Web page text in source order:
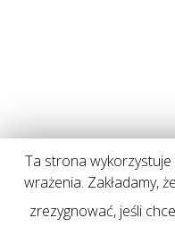
Ta strona
wrażenia. Zakładamy,
zrezygnować, jeśli